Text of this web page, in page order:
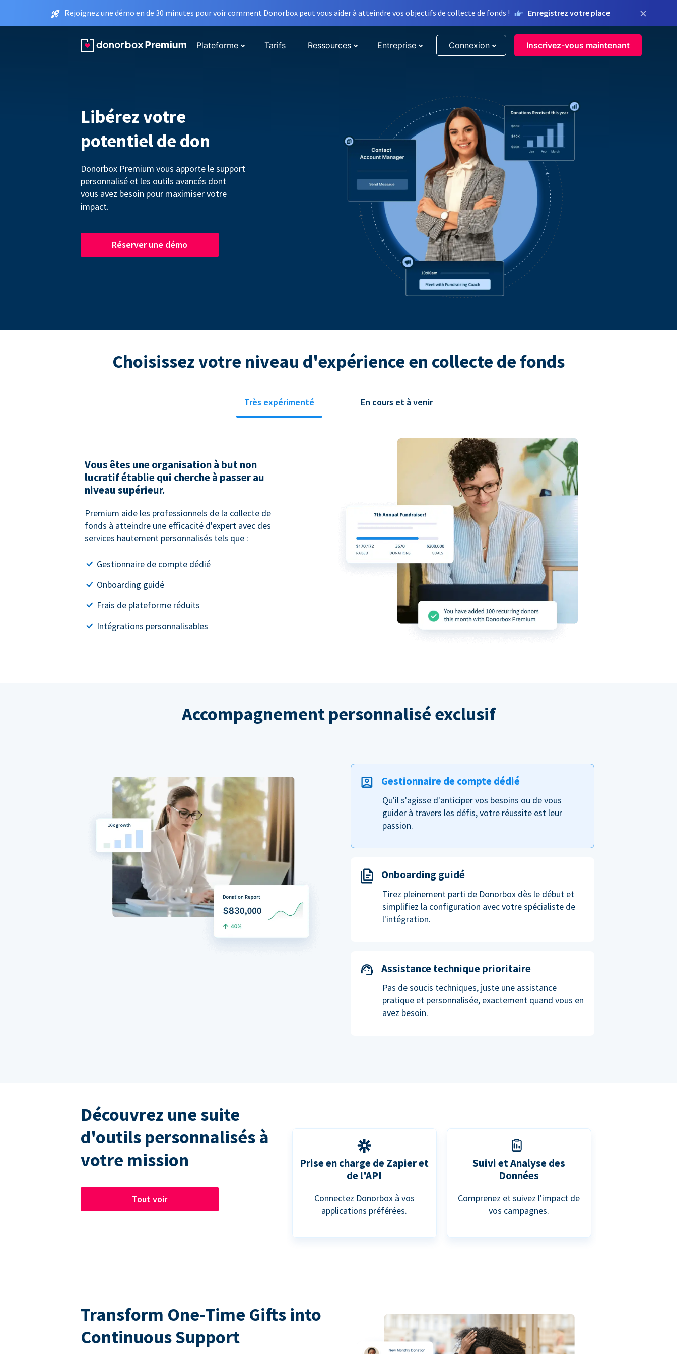
Rejoignez une démo en de 30 minutes pour voir comment Donorbox peut vous aider à atteindre vos objectifs de collecte de fonds ! Enregistrez votre place ×
Plateforme Tarifs Ressources Entreprise Connexion Inscrivez-vous maintenant
Libérez votre
potentiel de don
Donorbox Premium vous apporte le support
personnalisé et les outils avancés dont
vous avez besoin pour maximiser votre
impact.
Réserver une démo
Choisissez votre niveau d'expérience en collecte de fonds
Très expérimenté En cours et à venir
Vous êtes une organisation à but non
lucratif établie qui cherche à passer au
niveau supérieur.
Premium aide les professionnels de la collecte de
fonds à atteindre une efficacité d'expert avec des
services hautement personnalisés tels que :
Gestionnaire de compte dédié
Onboarding guidé
Frais de plateforme réduits
Intégrations personnalisables
Accompagnement personnalisé exclusif
Gestionnaire de compte dédié
Qu'il s'agisse d'anticiper vos besoins ou de vous
guider à travers les défis, votre réussite est leur
passion.
Onboarding guidé
Tirez pleinement parti de Donorbox dès le début et
simplifiez la configuration avec votre spécialiste de
l'intégration.
Assistance technique prioritaire
Pas de soucis techniques, juste une assistance
pratique et personnalisée, exactement quand vous en
avez besoin.
Découvrez une suite
d'outils personnalisés à
votre mission
Tout voir
Prise en charge de Zapier et
de l'API
Connectez Donorbox à vos
applications préférées.
Suivi et Analyse des
Données
Comprenez et suivez l'impact de
vos campagnes.
Transform One-Time Gifts into
Continuous Support